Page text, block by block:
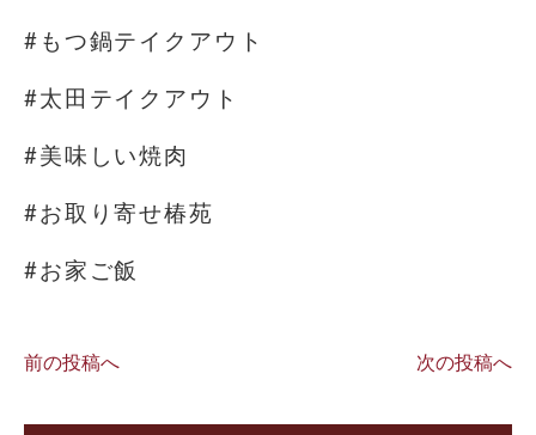
#もつ鍋テイクアウト
#太田テイクアウト
#美味しい焼肉
#お取り寄せ椿苑
#お家ご飯
前の投稿へ 次の投稿へ